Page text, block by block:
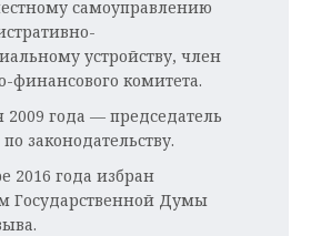
самоуправлению
устройству, член
финансового комитета.
2009 года — председатель
законодательству.
2016 года избран
Государственной Думы